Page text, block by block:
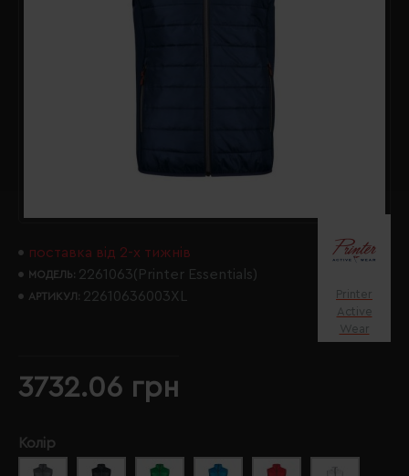
поставка від 2-х тижнів
МОДЕЛЬ: 2261063(Printer Essentials)
АРТИКУЛ: 22610636003XL
Printer
Active
Wear
3732.06 грн
Колір